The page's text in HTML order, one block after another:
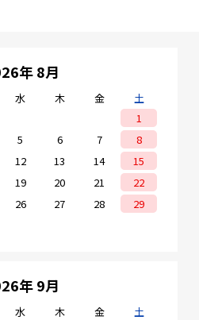
年 8月
水 木 金
土
1
5 6 7
8
12 13 14
15
19 20 21
22
26 27 28
29
年 9月
水 木 金
土